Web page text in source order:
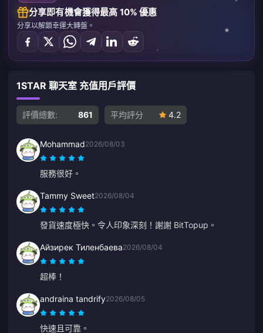
分享即有機會獲得最高 10% 優惠
分享以解鎖幸運大轉盤。
1STAR 聊天室 充值用戶評價
評價總數: 861 平均評分 4.2
Mohammad2026/08/03
服務很好。
Tammy Sweet2026/08/04
發貨速度極快。令人印象深刻！謝謝 BitTopup。
Айзирек Тиленбаева2026/08/04
超棒！
andraina tandrify2026/08/05
快速且可靠。